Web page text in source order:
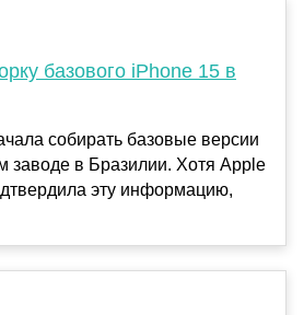
базового iPhone 15 в
собирать базовые версии
заводе в Бразилии. Хотя Apple
эту информацию,